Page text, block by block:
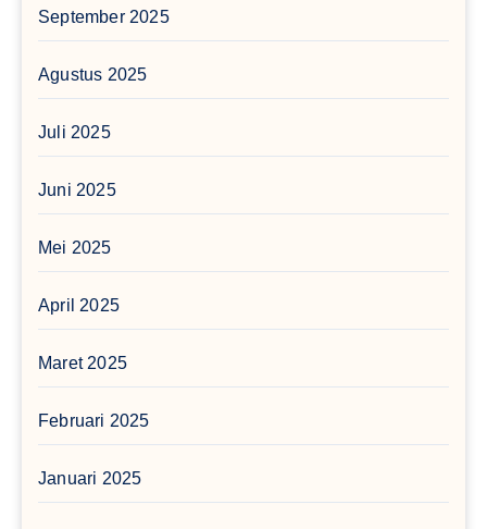
September 2025
Agustus 2025
Juli 2025
Juni 2025
Mei 2025
April 2025
Maret 2025
Februari 2025
Januari 2025